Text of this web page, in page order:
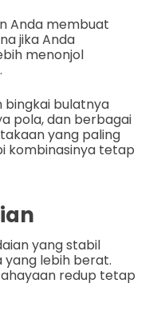
Anda membuat
jika Anda
menonjol
bingkai bulatnya
pola, dan berbagai
yang paling
kombinasinya tetap
yang stabil
lebih berat.
redup tetap